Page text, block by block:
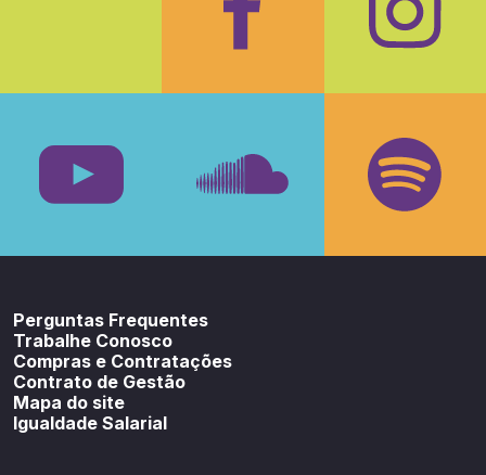
Facebook
Perguntas Frequentes
Trabalhe Conosco
Compras e Contratações
Contrato de Gestão
Mapa do site
Igualdade Salarial